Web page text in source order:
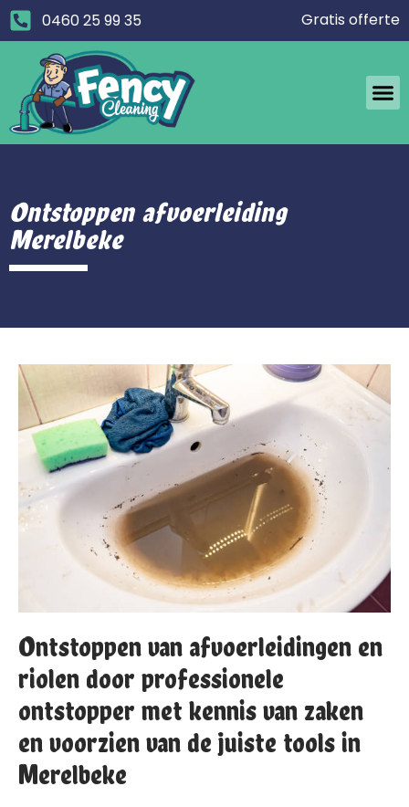
0460 25 99 35 Gratis offerte
Ontstoppen afvoerleiding
Merelbeke
Ontstoppen van afvoerleidingen en
riolen door professionele
ontstopper met kennis van zaken
en voorzien van de juiste tools in
Merelbeke